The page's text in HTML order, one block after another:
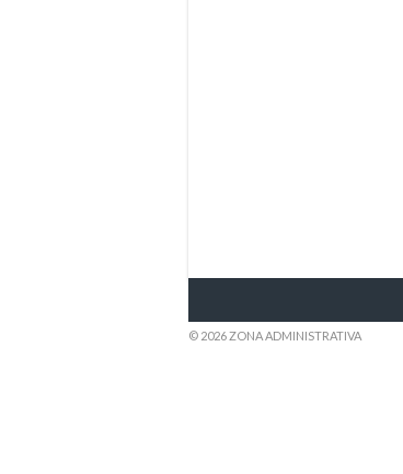
© 2026 ZONA ADMINISTRATIVA